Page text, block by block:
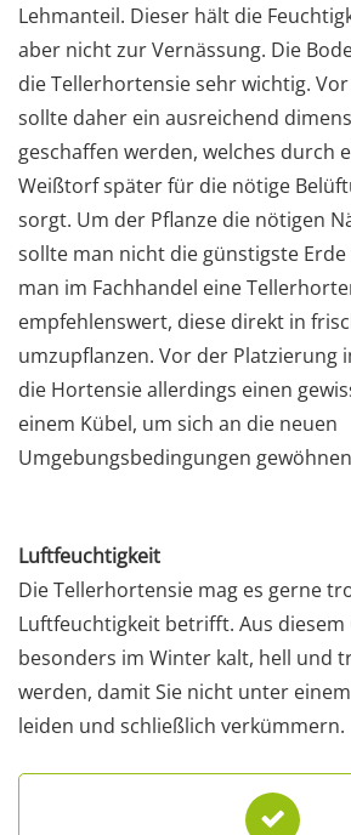
Lehmanteil. Dieser hält die
aber nicht zur Vernässung. Die
die Tellerhortensie sehr wichtig.
sollte daher ein ausreichend
geschaffen werden, welches durch
Weißtorf später für die nötige
sorgt. Um der Pflanze die nötigen
sollte man nicht die günstigste
man im Fachhandel eine
empfehlenswert, diese direkt in
umzupflanzen. Vor der Platzierung
die Hortensie allerdings einen
einem Kübel, um sich an die neuen
Umgebungsbedingungen
Luftfeuchtigkeit
Die Tellerhortensie mag es gerne
Luftfeuchtigkeit betrifft. Aus
besonders im Winter kalt, hell und
werden, damit Sie nicht unter
leiden und schließlich verkümmern.